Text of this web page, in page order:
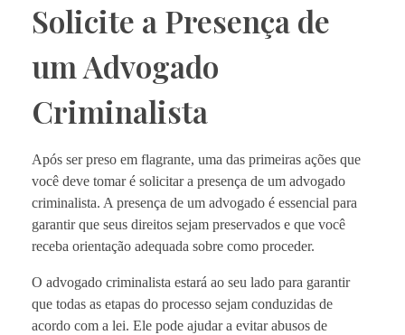
Solicite a Presença de
um Advogado
Criminalista
Após ser preso em flagrante, uma das primeiras ações que
você deve tomar é solicitar a presença de um advogado
criminalista. A presença de um advogado é essencial para
garantir que seus direitos sejam preservados e que você
receba orientação adequada sobre como proceder.
O advogado criminalista estará ao seu lado para garantir
que todas as etapas do processo sejam conduzidas de
acordo com a lei. Ele pode ajudar a evitar abusos de